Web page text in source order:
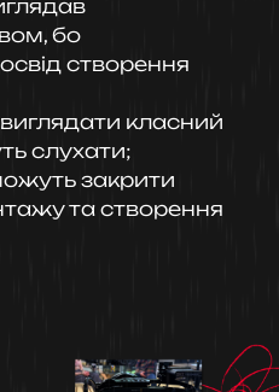
бо
створення
класний
слухати;
закрити
та створення